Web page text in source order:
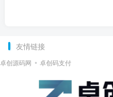
友情链接
卓创源码网 卓创码支付